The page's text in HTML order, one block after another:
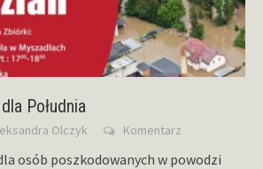
Południa
Olczyk Komentarz
osób poszkodowanych w powodzi